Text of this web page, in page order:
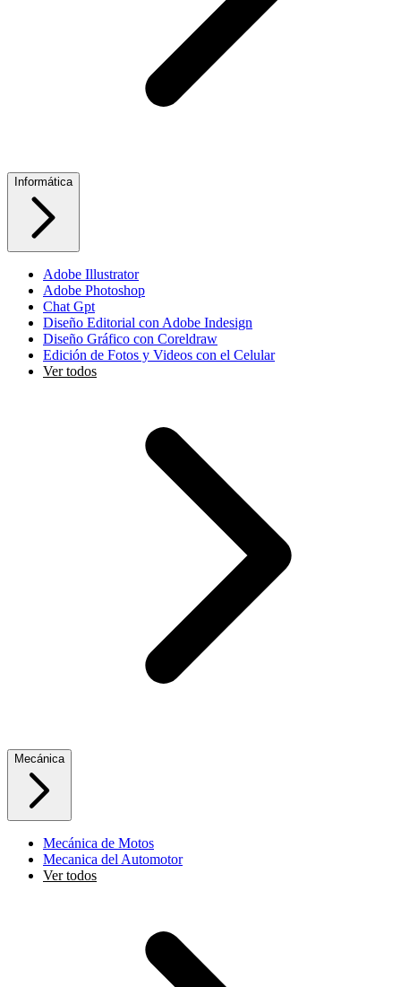
Informática
Adobe Illustrator
Adobe Photoshop
Chat Gpt
Diseño Editorial con Adobe Indesign
Diseño Gráfico con Coreldraw
Edición de Fotos y Videos con el Celular
Ver todos
Mecánica
Mecánica de Motos
Mecanica del Automotor
Ver todos